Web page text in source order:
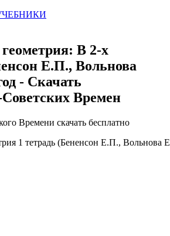
В 2-х
Е.П., Вольнова
- Скачать
Времен
Времени скачать бесплатно